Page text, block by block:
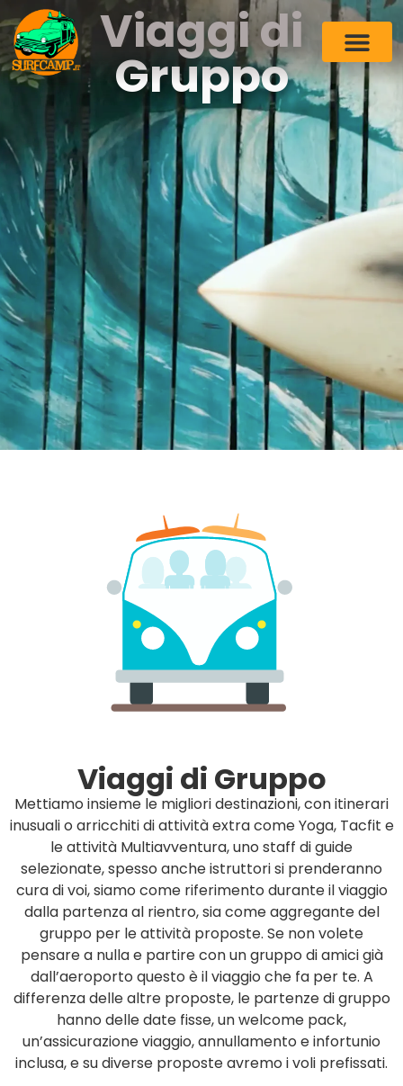
Viaggi di
Gruppo
Viaggi di Gruppo
Mettiamo insieme le migliori destinazioni, con itinerari
inusuali o arricchiti di attività extra come Yoga, Tacfit e
le attività Multiavventura, uno staff di guide
selezionate, spesso anche istruttori si prenderanno
cura di voi, siamo come riferimento durante il viaggio
dalla partenza al rientro, sia come aggregante del
gruppo per le attività proposte. Se non volete
pensare a nulla e partire con un gruppo di amici già
dall’aeroporto questo è il viaggio che fa per te. A
differenza delle altre proposte, le partenze di gruppo
hanno delle date fisse, un welcome pack,
un’assicurazione viaggio, annullamento e infortunio
inclusa, e su diverse proposte avremo i voli prefissati.